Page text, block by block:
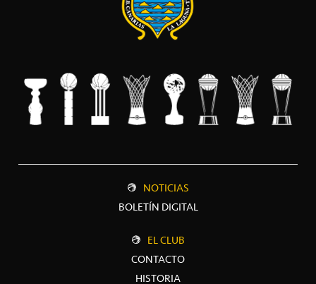
NOTICIAS
BOLETÍN DIGITAL
EL CLUB
CONTACTO
HISTORIA